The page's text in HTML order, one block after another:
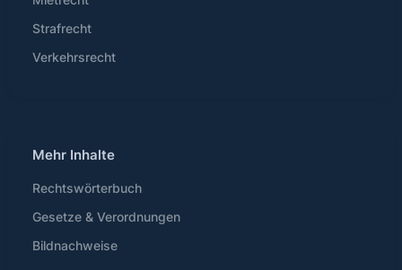
Strafrecht
Verkehrsrecht
Mehr Inhalte
Rechtswörterbuch
Gesetze & Verordnungen
Bildnachweise